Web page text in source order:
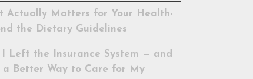
Actually Matters for Your Health-
the Dietary Guidelines
I Left the Insurance System — and
a Better Way to Care for My